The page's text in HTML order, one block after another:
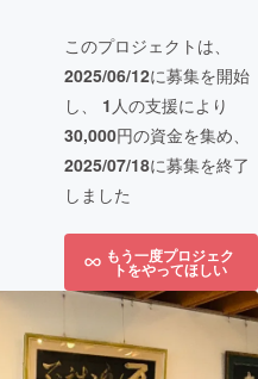
このプロジェクトは、
2025/06/12に募集を開始
し、 1 人の支援により
30,000円の資金を集め、
2025/07/18に募集を終了
しました
もう一度プロジェク
トをやってほしい